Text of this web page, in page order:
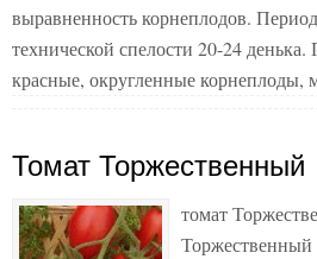
выравненность корнеплодов.
технической спелости 20-24
красные, округленные корнеплоды,
Томат Торжественный
томат